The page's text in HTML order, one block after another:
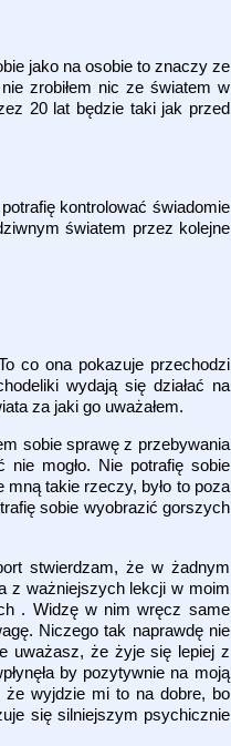
jako na osobie to znaczy ze
zrobiłem nic ze światem w
20 lat będzie taki jak przed
kontrolować świadomie
światem przez kolejne
co ona pokazuje przechodzi
wydają się działać na
za jaki go uważałem.
sobie sprawę z przebywania
nie mogło. Nie potrafię sobie
takie rzeczy, było to poza
sobie wyobrazić gorszych
stwierdzam, że w żadnym
z ważniejszych lekcji w moim
. Widzę w nim wręcz same
Niczego tak naprawdę nie
uważasz, że żyje się lepiej z
by pozytywnie na moją
że wyjdzie mi to na dobre, bo
się silniejszym psychicznie